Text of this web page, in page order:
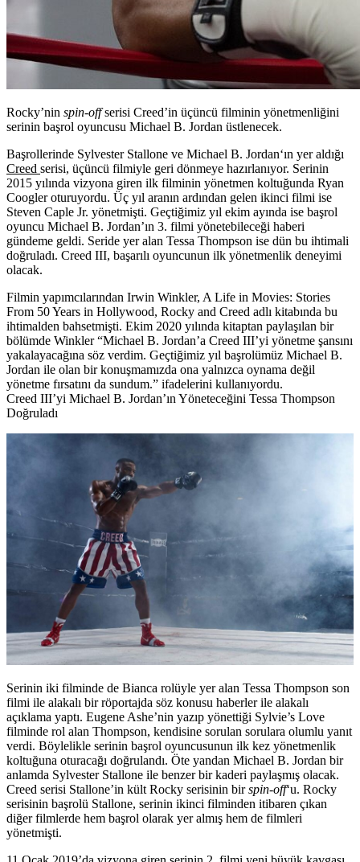
Rocky’nin spin-offserisi Creed’in üçüncü filminin yönetmenliğini
serinin başrol oyuncusu Michael B. Jordan üstlenecek.
Başrollerinde Sylvester Stallone ve Michael B. Jordan‘ın yer aldığı
Creed serisi, üçüncü filmiyle geri dönmeye hazırlanıyor. Serinin
2015 yılında vizyona giren ilk filminin yönetmen koltuğunda Ryan
Coogleroturuyordu. Üç yıl aranın ardından gelen ikinci filmi ise
Steven Caple Jr. yönetmişti. Geçtiğimiz yıl ekim ayında ise başrol
oyuncu Michael B. Jordan’ın 3. filmi yönetebileceği haberi
gündeme geldi. Seride yer alan Tessa Thompson ise dün bu ihtimali
doğruladı. Creed III, başarılı oyuncunun ilk yönetmenlik deneyimi
olacak.
Filmin yapımcılarından Irwin Winkler, A Life in Movies: Stories
From 50 Years in Hollywood, Rocky and Creed adlı kitabında bu
ihtimalden bahsetmişti. Ekim 2020 yılında kitaptan paylaşılan bir
bölümde Winkler “Michael B. Jordan’a Creed III’yi yönetme şansını
yakalayacağına söz verdim. Geçtiğimiz yıl başrolümüz Michael B.
Jordan ile olan bir konuşmamızda ona yalnızca oynama değil
yönetme fırsatını da sundum.” ifadelerini kullanıyordu.
Creed III’yi Michael B. Jordan’ın Yöneteceğini Tessa Thompson
Doğruladı
Serinin iki filminde de Bianca rolüyle yer alan Tessa Thompson son
filmi ile alakalı bir röportajda söz konusu haberler ile alakalı
açıklama yaptı. Eugene Ashe’nin yazıp yönettiği Sylvie’s Love
filminde rol alan Thompson, kendisine sorulan sorulara olumlu yanıt
verdi. Böylelikle serinin başrol oyuncusunun ilk kez yönetmenlik
koltuğuna oturacağı doğrulandı. Öte yandan Michael B. Jordan bir
anlamda Sylvester Stallone ile benzer bir kaderi paylaşmış olacak.
Creed serisi Stallone’in kült Rocky serisinin birspin-off‘u. Rocky
serisinin başrolü Stallone, serinin ikinci filminden itibaren çıkan
diğer filmlerde hem başrol olarak yer almış hem de filmleri
yönetmişti.